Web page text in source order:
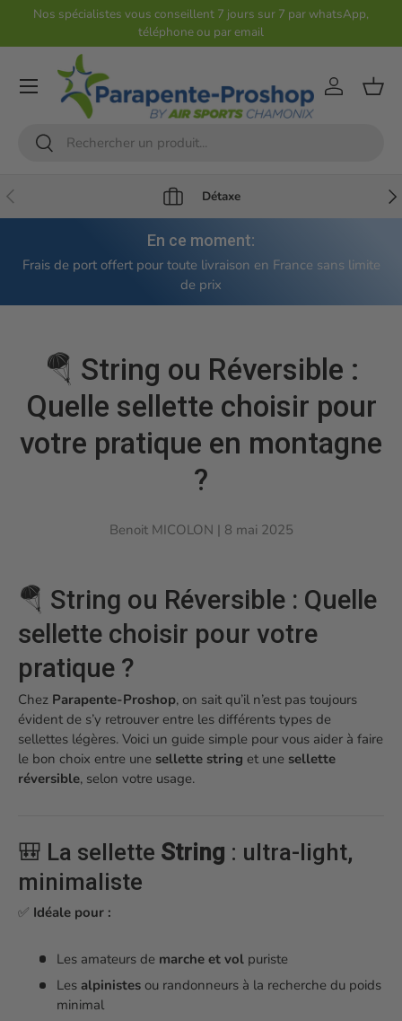
Nos spécialistes vous conseillent 7 jours sur 7 par whatsApp,
téléphone ou par email
Recherche
Rechercher
Compte
Précédent Détaxe
En ce moment:
Frais de port offert pour toute livraison en France sans limite
de prix
🪂 String ou Réversible :
Quelle sellette choisir pour
votre pratique en montagne
?
Benoit MICOLON | 8 mai 2025
🪂 String ou Réversible : Quelle
sellette choisir pour votre
pratique ?
Chez Parapente-Proshop, on sait qu’il n’est pas toujours
évident de s’y retrouver entre les différents types de
sellettes légères. Voici un guide simple pour vous aider à faire
le bon choix entre une sellette string et une sellette
réversible, selon votre usage.
🎒 La sellette String : ultra-light,
minimaliste
✅ Idéale pour :
Les amateurs de marche et volpuriste
Les alpinistesou randonneurs à la recherche du poids
minimal